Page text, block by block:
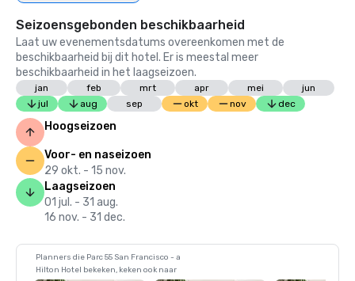
Seizoensgebonden beschikbaarheid
Laat uw evenementsdatums overeenkomen met de
beschikbaarheid bij dit hotel. Er is meestal meer
beschikbaarheid in het laagseizoen.
jan feb mrt apr mei
jun
jul
aug sep okt nov dec
Hoogseizoen
Voor- en naseizoen
29 okt. - 15 nov.
Laagseizoen
01 jul. - 31 aug.
16 nov. - 31 dec.
Planners die Parc 55 San Francisco - a
Hilton Hotel bekeken, keken ook naar